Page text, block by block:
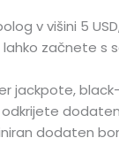
v višini 5
začnete
jackpote,
dodaten